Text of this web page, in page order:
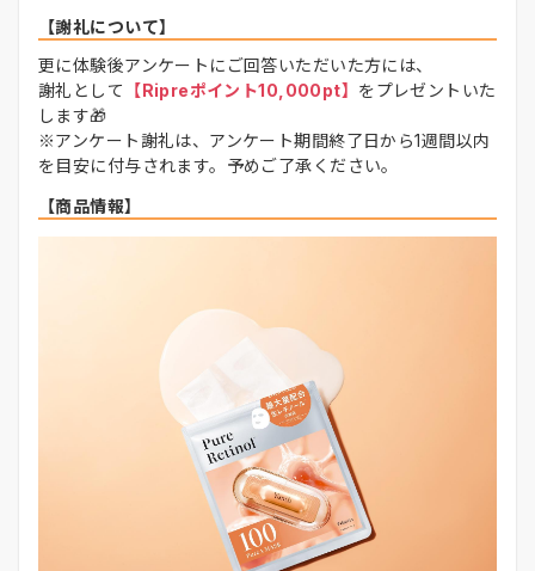
【謝礼について】
更に体験後アンケートにご回答いただいた方には、
謝礼として
【Ripreポイント10,000pt】 をプレゼントいた
します🎁
※アンケート謝礼は、アンケート期間終了日から1週間以内
を目安に付与されます。予めご了承ください。
【商品情報】